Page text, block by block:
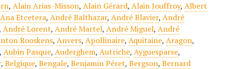
,Alain Arias-Misson,Alain Gérard,Alain Jouffroy,Albert
Ana Etcetera,André Balthazar,André Blavier,André
André Lorent,André Martel,André Miguel,André
Rooskens,Anvers,Apollinaire,Aquitaine,Aragon,
,Aubin Pasque,Auderghem,Autriche,Ayguesparse,
,Belgique,Bengale,Benjamin Péret,Bergson,Bernard